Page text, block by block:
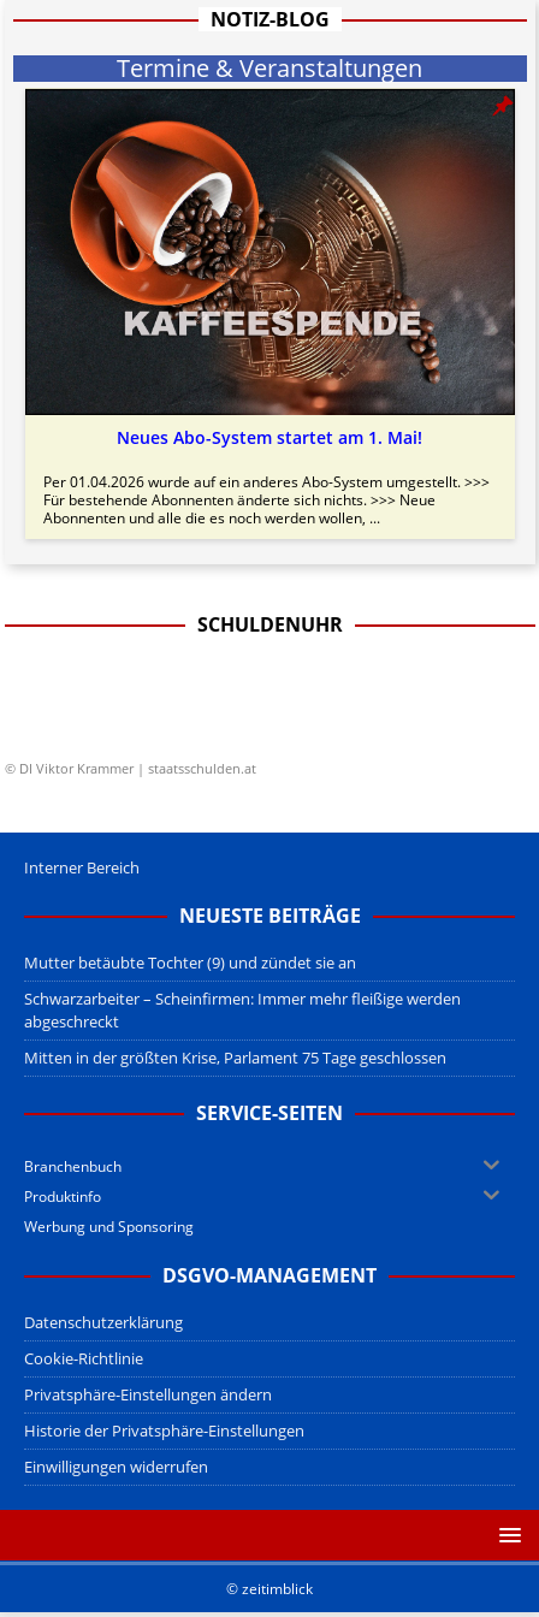
Bitte beachten Sie in dem Zusammenhang auch unsereAGB.
NOTIZ-BLOG
Termine & Veranstaltungen
Neues Abo-System startet am 1. Mai!
Per 01.04.2026 wurde auf ein anderes Abo-System umgestellt. >>>
Für bestehende Abonnenten änderte sich nichts. >>> Neue
Abonnenten und alle die es noch werden wollen, ...
SCHULDENUHR
© DI Viktor Krammer | staatsschulden.at
Interner Bereich
NEUESTE BEITRÄGE
Mutter betäubte Tochter (9) und zündet sie an
Schwarzarbeiter – Scheinfirmen: Immer mehr fleißige werden
abgeschreckt
Mitten in der größten Krise, Parlament 75 Tage geschlossen
SERVICE-SEITEN
Branchenbuch
Produktinfo
Werbung und Sponsoring
DSGVO-MANAGEMENT
Datenschutzerklärung
Cookie-Richtlinie
Privatsphäre-Einstellungen ändern
Historie der Privatsphäre-Einstellungen
Einwilligungen widerrufen
© zeitimblick